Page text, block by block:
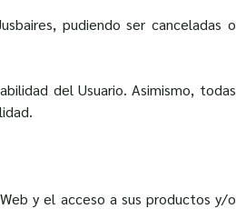
pudiendo ser canceladas o
del Usuario. Asimismo, todas
y el acceso a sus productos y/o